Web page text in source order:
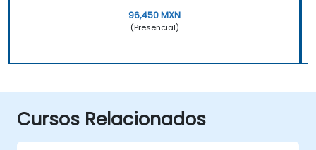
96,450 MXN
(Presencial)
Cursos Relacionados